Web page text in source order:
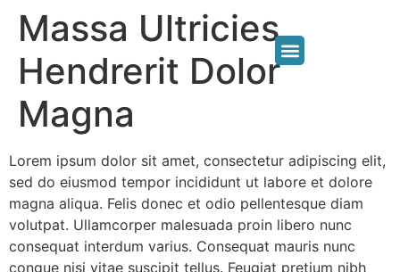
Massa Ultricies
Hendrerit Dolor
Magna
Lorem ipsum dolor sit amet, consectetur adipiscing elit,
sed do eiusmod tempor incididunt ut labore et dolore
magna aliqua. Felis donec et odio pellentesque diam
volutpat. Ullamcorper malesuada proin libero nunc
consequat interdum varius. Consequat mauris nunc
congue nisi vitae suscipit tellus. Feugiat pretium nibh